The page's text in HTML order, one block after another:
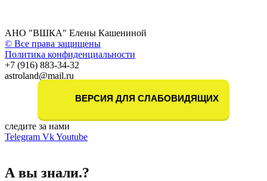
АНО "ВШКА" Елены Кашениной
© Все права защищены
Политика конфиденциальности
+7 (916) 883-34-32
astroland@mail.ru
ВЕРСИЯ ДЛЯ СЛАБОВИДЯЩИХ
следите за нами
Telegram VkYoutube
А вы знали.?